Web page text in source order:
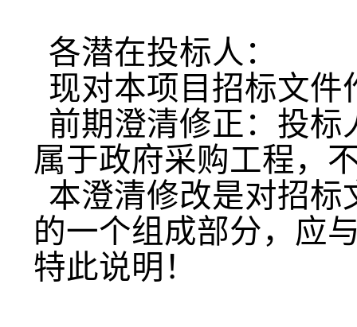
各潜在投标人 ：
现对本项目 招标文件
前期澄清修正： 投标
属于政府采购工程，
本澄清修改是对招标
的一个组成部分，应
特此说明！